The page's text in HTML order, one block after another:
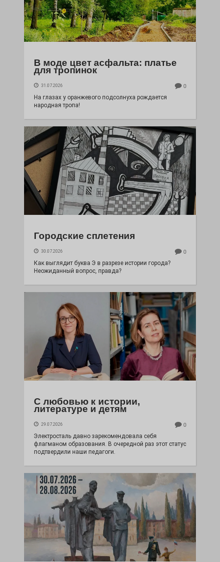
В моде цвет асфальта: платье
для тропинок
31.07.2026 0
На глазах у оранжевого подсолнуха рождается
народная тропа!
Городские сплетения
30.07.2026 0
Как выглядит буква Э в разрезе истории города?
Неожиданный вопрос, правда?
С любовью к истории,
литературе и детям
29.07.2026 0
Электросталь давно зарекомендовала себя
флагманом образования. В очередной раз этот статус
подтвердили наши педагоги.